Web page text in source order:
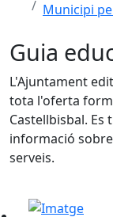
Municipi
Guia
L'Ajuntament
tota l'oferta
Castellbisbal.
informació
serveis.
Guia